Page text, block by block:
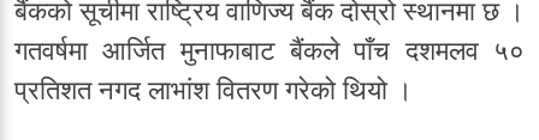
बैंकको सूचीमा राष्ट्रिय वाणिज्य बैंक दोस्रो स्थानमा छ ।
गतवर्षमा आर्जित मुनाफाबाट बैंकले पाँच दशमलव ५०
प्रतिशत नगद लाभांश वितरण गरेको थियो ।